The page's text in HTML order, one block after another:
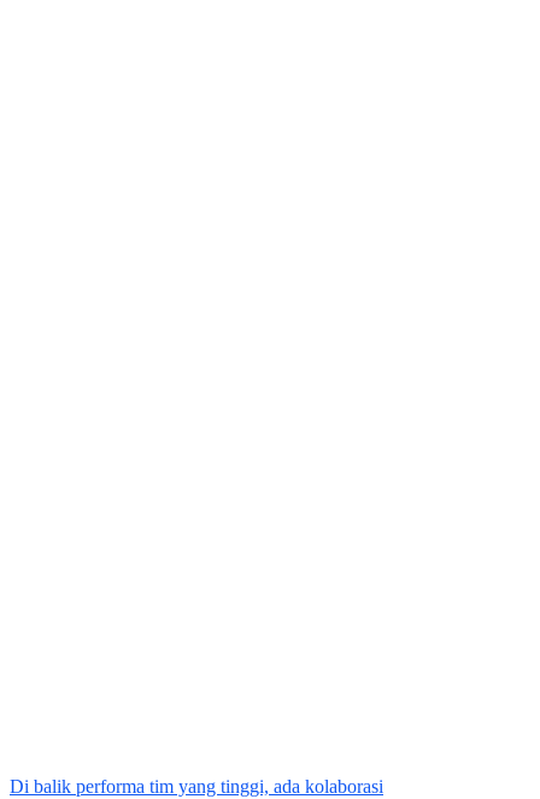
Di balik performa tim yang tinggi, ada kolaborasi